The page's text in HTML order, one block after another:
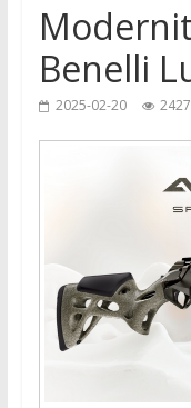
Benelli
2025-02-20